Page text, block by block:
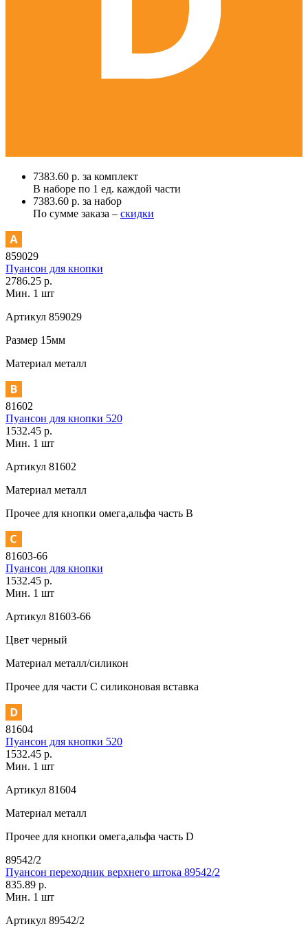
7383.60 р. за комплект
В наборе по 1 ед. каждой части
7383.60 р. за набор
По сумме заказа – скидки
859029
Пуансон для кнопки
2786.25 р.
Мин. 1 шт
Артикул 859029
Размер 15мм
Материал металл
81602
Пуансон для кнопки 520
1532.45 р.
Мин. 1 шт
Артикул 81602
Материал металл
Прочее для кнопки омега,альфа часть В
81603-66
Пуансон для кнопки
1532.45 р.
Мин. 1 шт
Артикул 81603-66
Цвет черный
Материал металл/силикон
Прочее для части C силиконовая вставка
81604
Пуансон для кнопки 520
1532.45 р.
Мин. 1 шт
Артикул 81604
Материал металл
Прочее для кнопки омега,альфа часть D
89542/2
Пуансон переходник верхнего штока 89542/2
835.89 р.
Мин. 1 шт
Артикул 89542/2